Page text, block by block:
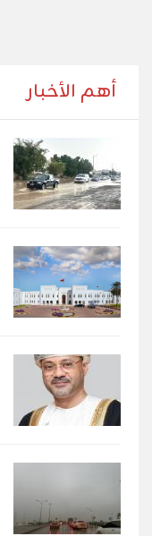
أهم الأخبار